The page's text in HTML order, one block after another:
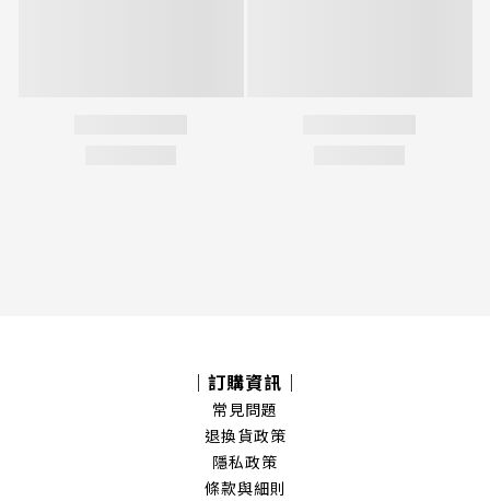
｜訂購資訊｜
常見問題
退換貨政策
隱私政策
條款與細則